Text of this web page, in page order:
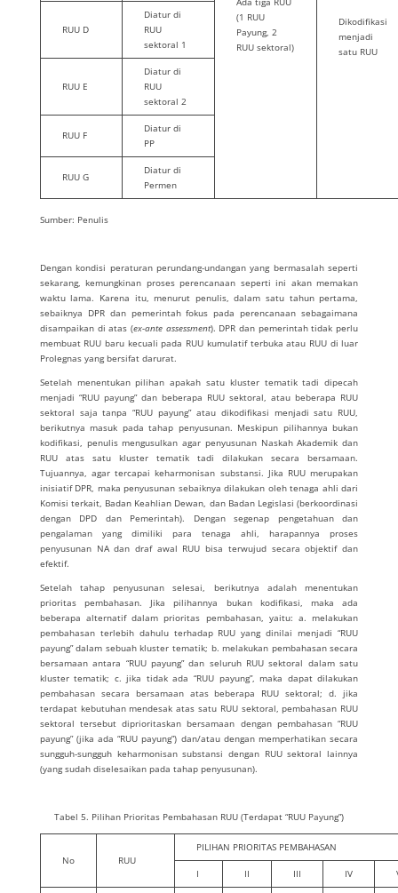
(1 RUU
Payung, 2
RUU sektoral)
Dikodifikasi
menjadi
satu RUU
RUU D
Diatur di
RUU
sektoral 1
RUU E
Diatur di
RUU
sektoral 2
RUU F
Diatur di
PP
RUU G
Diatur di
Permen
Sumber: Penulis
Dengan kondisi peraturan perundang-undangan yang bermasalah seperti
sekarang, kemungkinan proses perencanaan seperti ini akan memakan
waktu lama. Karena itu, menurut penulis, dalam satu tahun pertama,
sebaiknya DPR dan pemerintah fokus pada perencanaan sebagaimana
disampaikan di atas (ex-ante assessment). DPR dan pemerintah tidak perlu
membuat RUU baru kecuali pada RUU kumulatif terbuka atau RUU di luar
Prolegnas yang bersifat darurat.
Setelah menentukan pilihan apakah satu kluster tematik tadi dipecah
menjadi “RUU payung” dan beberapa RUU sektoral, atau beberapa RUU
sektoral saja tanpa “RUU payung” atau dikodifikasi menjadi satu RUU,
berikutnya masuk pada tahap penyusunan. Meskipun pilihannya bukan
kodifikasi, penulis mengusulkan agar penyusunan Naskah Akademik dan
RUU atas satu kluster tematik tadi dilakukan secara bersamaan.
Tujuannya, agar tercapai keharmonisan substansi. Jika RUU merupakan
inisiatif DPR, maka penyusunan sebaiknya dilakukan oleh tenaga ahli dari
Komisi terkait, Badan Keahlian Dewan, dan Badan Legislasi (berkoordinasi
dengan DPD dan Pemerintah). Dengan segenap pengetahuan dan
pengalaman yang dimiliki para tenaga ahli, harapannya proses
penyusunan NA dan draf awal RUU bisa terwujud secara objektif dan
efektif.
Setelah tahap penyusunan selesai, berikutnya adalah menentukan
prioritas pembahasan. Jika pilihannya bukan kodifikasi, maka ada
beberapa alternatif dalam prioritas pembahasan, yaitu: a. melakukan
pembahasan terlebih dahulu terhadap RUU yang dinilai menjadi “RUU
payung” dalam sebuah kluster tematik; b. melakukan pembahasan secara
bersamaan antara “RUU payung” dan seluruh RUU sektoral dalam satu
kluster tematik; c. jika tidak ada “RUU payung”, maka dapat dilakukan
pembahasan secara bersamaan atas beberapa RUU sektoral; d. jika
terdapat kebutuhan mendesak atas satu RUU sektoral, pembahasan RUU
sektoral tersebut diprioritaskan bersamaan dengan pembahasan “RUU
payung” (jika ada “RUU payung”) dan/atau dengan memperhatikan secara
sungguh-sungguh keharmonisan substansi dengan RUU sektoral lainnya
(yang sudah diselesaikan pada tahap penyusunan).
Tabel 5. Pilihan Prioritas Pembahasan RUU (Terdapat “RUU Payung”)
No RUU
PILIHAN PRIORITAS PEMBAHASAN
I II III IV